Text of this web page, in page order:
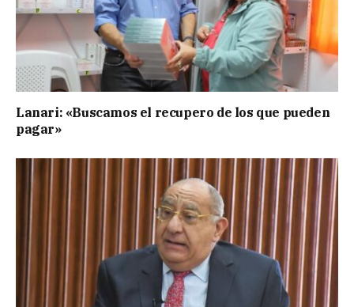
Lanari: «Buscamos el recupero de los que pueden
pagar»